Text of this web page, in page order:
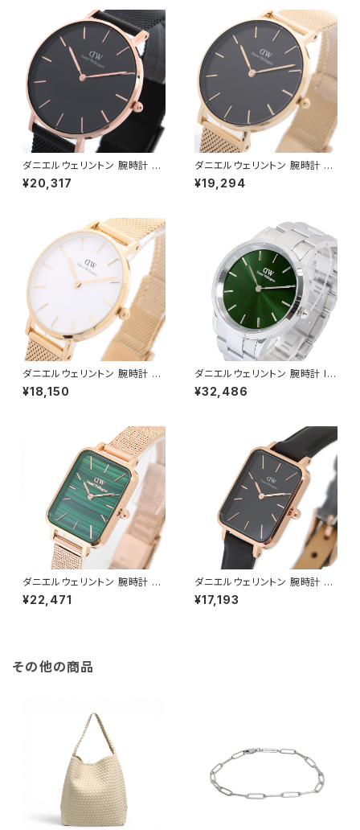
ダニエルウェリントン 腕時計 PE
TITE ASHFIELD 36 ブラック
DW00100307 レディース ブ
¥20,317
ダニエルウェリントン 腕時計 PE
TITE MESH 32 ブラック DW0
0100347 レディース ブラック
¥19,294
ダニエルウェリントン 腕時計 PE
TITE MESH 28 ホワイト DW
00100350 レディース ホワイ
¥18,150
ダニエルウェリントン 腕時計 IC
ONIC LINK EMERALD 40 シ
ルバー DW00100427 グリー
¥32,486
ダニエルウェリントン 腕時計 Q
UADRO PRESSED MELROS
E 20×26 DW00100437 クア
¥22,471
ダニエルウェリントン 腕時計 Q
UADRO PRESSED SHEFFIEL
D 20×26 ローズゴールド DW
¥17,193
その他の商品